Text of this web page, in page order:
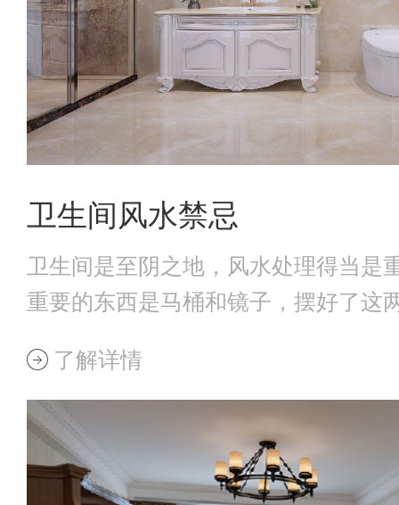
卫生间风水禁忌
卫生间是至阴之地，风水处理得当是
重要的东西是马桶和镜子，摆好了这
了解详情